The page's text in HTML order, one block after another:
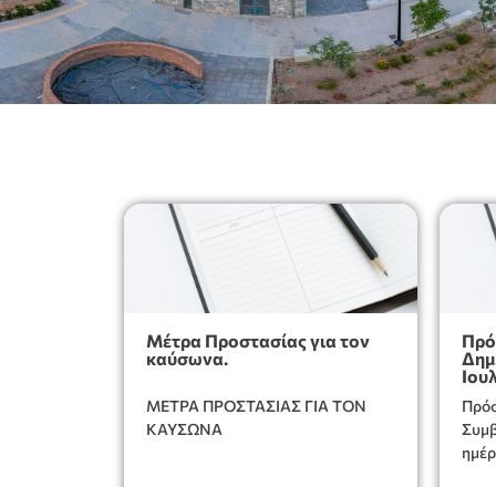
Μέτρα Προστασίας για τον
καύσωνα.
ΜΕΤΡΑ ΠΡΟΣΤΑΣΙΑΣ ΓΙΑ ΤΟΝ
ΚΑΥΣΩΝΑ